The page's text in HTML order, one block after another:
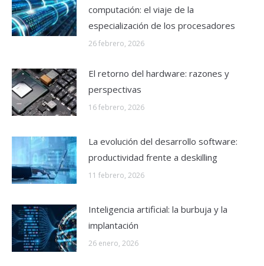
computación: el viaje de la
especialización de los procesadores
26 febrero, 2026
El retorno del hardware: razones y
perspectivas
16 febrero, 2026
La evolución del desarrollo software:
productividad frente a deskilling
11 febrero, 2026
Inteligencia artificial: la burbuja y la
implantación
26 enero, 2026